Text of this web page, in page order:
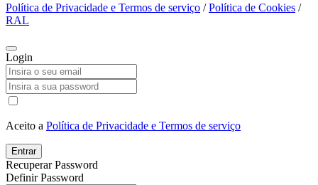
Política de Privacidade e Termos de serviço /Política de Cookies /
RAL
Login
Aceito a Política de Privacidade e Termos de serviço
Entrar
Recuperar Password
Definir Password